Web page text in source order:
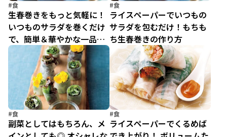
#食
生春巻きをもっと気軽に！
いつものサラダを巻くだけ
で、簡単＆華やかな一品が
完成
#食
ライスペーパーでいつもの
サラダを包むだけ！もちも
ち生春巻きの作り方
#食
副菜としてはもちろん、メ
#食
ライスペーパーでくるめば